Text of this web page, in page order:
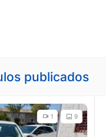
publicados
9
1